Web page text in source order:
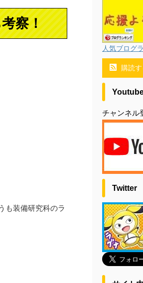
察！
も装備研究科のラ
人気ブログ
購読す
チャンネル
Twitter